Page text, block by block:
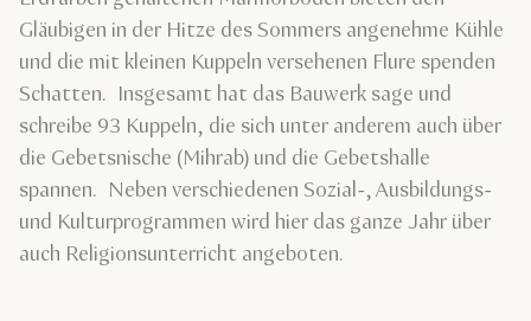
Gläubigen in der Hitze des Sommers angenehme Kühle
und die mit kleinen Kuppeln versehenen Flure spenden
Schatten. Insgesamt hat das Bauwerk sage und
schreibe 93 Kuppeln, die sich unter anderem auch über
die Gebetsnische (Mihrab) und die Gebetshalle
spannen. Neben verschiedenen Sozial-, Ausbildungs-
und Kulturprogrammen wird hier das ganze Jahr über
auch Religionsunterricht angeboten.